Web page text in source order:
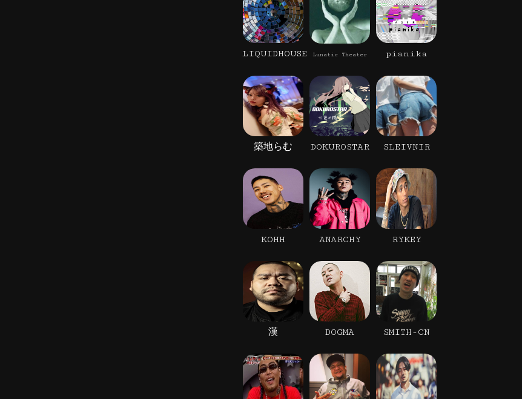
LIQUIDHOUSE Lunatic Theater pianika
築地らむ DOKUROSTAR SLEIVNIR
KOHH ANARCHY RYKEY
漢 DOGMA SMITH-CN